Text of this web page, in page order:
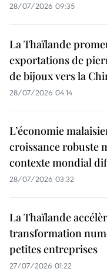
28/07/2026 09:35
La Thaïlande
exportations de
de bijoux vers la
28/07/2026 04:14
L’économie
croissance robuste
contexte mondial
28/07/2026 03:32
La Thaïlande
transformation
petites entreprises
27/07/2026 01:22